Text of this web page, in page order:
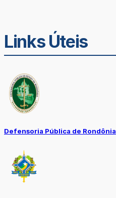
Links Úteis
Defensoria Pública de Rondônia